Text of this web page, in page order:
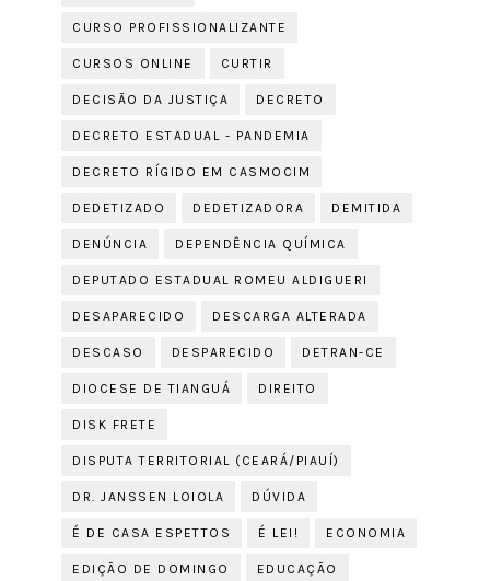
CURSO PROFISSIONALIZANTE
CURSOS ONLINE CURTIR
DECISÃO DA JUSTIÇA DECRETO
DECRETO ESTADUAL - PANDEMIA
DECRETO RÍGIDO EM CASMOCIM
DEDETIZADO DEDETIZADORA DEMITIDA
DENÚNCIA DEPENDÊNCIA QUÍMICA
DEPUTADO ESTADUAL ROMEU ALDIGUERI
DESAPARECIDO DESCARGA ALTERADA
DESCASO DESPARECIDO DETRAN-CE
DIOCESE DE TIANGUÁ DIREITO
DISK FRETE
DISPUTA TERRITORIAL (CEARÁ/PIAUÍ)
DR. JANSSEN LOIOLA DÚVIDA
É DE CASA ESPETTOS É LEI! ECONOMIA
EDIÇÃO DE DOMINGO EDUCAÇÃO